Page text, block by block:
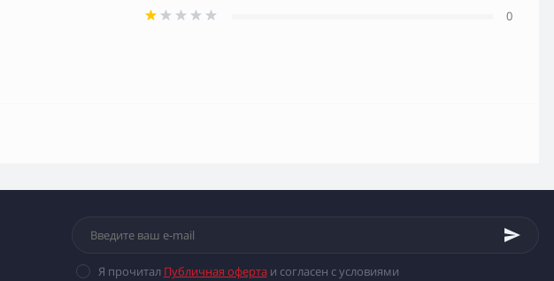
0
Я прочитал Публичная офертаи согласен с условиями